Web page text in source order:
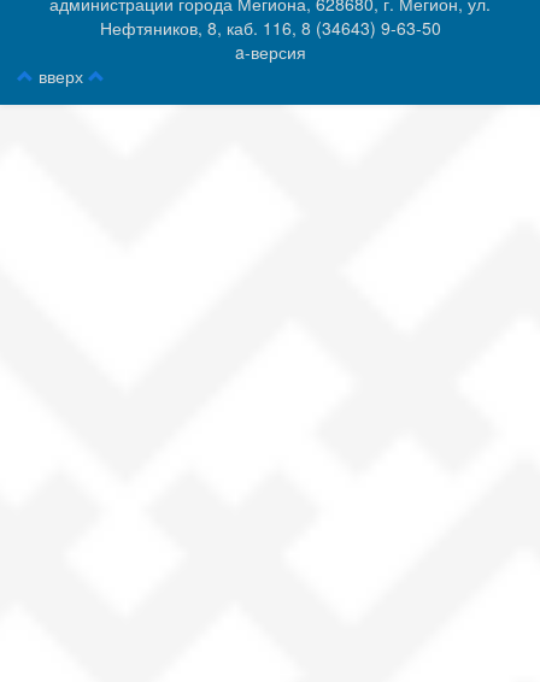
Нефтяников, 8, каб. 116, ‎‎8 (34643) 9-63-50
a-версия
вверх